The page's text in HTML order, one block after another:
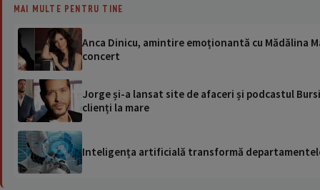
MAI MULTE PENTRU TINE
Anca Dinicu, amintire emoționantă cu Mădălina
concert
Jorge și-a lansat site de afaceri și podcastul
clienți la mare
Inteligența artificială transformă